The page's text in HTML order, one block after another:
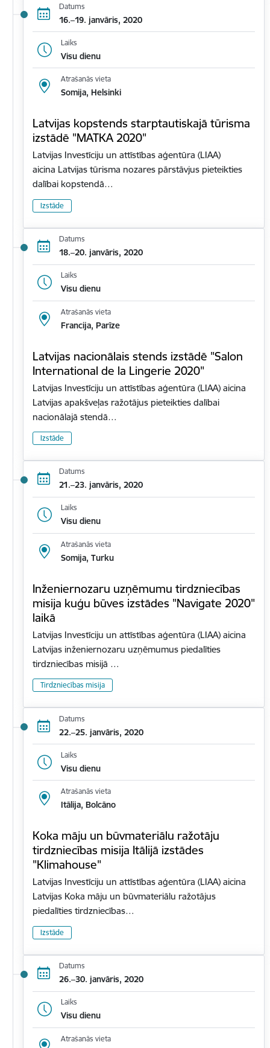
Datums
16.–19. janvāris, 2020
Laiks
Visu dienu
Atrašanās vieta
Somija, Helsinki
Latvijas kopstends starptautiskajā tūrisma
izstādē "MATKA 2020"
Latvijas Investīciju un attīstības aģentūra (LIAA)
aicina Latvijas tūrisma nozares pārstāvjus pieteikties
dalībai kopstendā…
Izstāde
Datums
18.–20. janvāris, 2020
Laiks
Visu dienu
Atrašanās vieta
Francija, Parīze
Latvijas nacionālais stends izstādē "Salon
International de la Lingerie 2020"
Latvijas Investīciju un attīstības aģentūra (LIAA) aicina
Latvijas apakšveļas ražotājus pieteikties dalībai
nacionālajā stendā…
Izstāde
Datums
21.–23. janvāris, 2020
Laiks
Visu dienu
Atrašanās vieta
Somija, Turku
Inženiernozaru uzņēmumu tirdzniecības
misija kuģu būves izstādes "Navigate 2020"
laikā
Latvijas Investīciju un attīstības aģentūra (LIAA) aicina
Latvijas inženiernozaru uzņēmumus piedalīties
tirdzniecības misijā …
Tirdzniecības misija
Datums
22.–25. janvāris, 2020
Laiks
Visu dienu
Atrašanās vieta
Itālija, Bolcāno
Koka māju un būvmateriālu ražotāju
tirdzniecības misija Itālijā izstādes
"Klimahouse"
Latvijas Investīciju un attīstības aģentūra (LIAA) aicina
Latvijas Koka māju un būvmateriālu ražotājus
piedalīties tirdzniecības…
Izstāde
Datums
26.–30. janvāris, 2020
Laiks
Visu dienu
Atrašanās vieta